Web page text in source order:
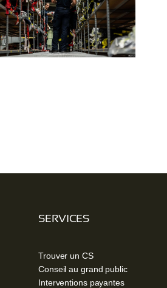
SERVICES
Trouver un CS
Conseil au grand public
Interventions payantes